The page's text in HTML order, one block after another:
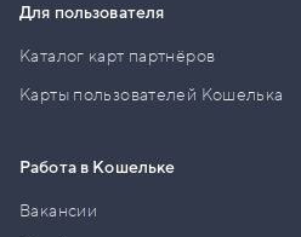
Для пользователя
Каталог карт партнёров
Карты пользователей Кошелька
Работа в Кошельке
Вакансии